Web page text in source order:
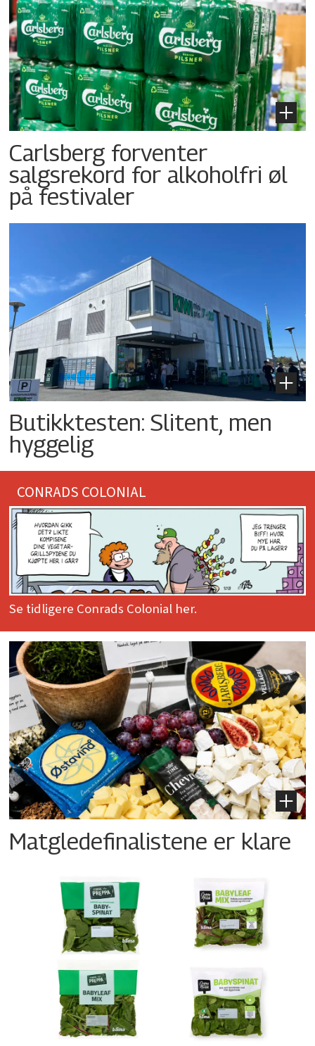
Carlsberg forventer
salgsrekord for alkoholfri øl
på festivaler
Butikktesten: Slitent, men
hyggelig
CONRADS COLONIAL
Se tidligere Conrads Colonial her.
Matgledefinalistene er klare